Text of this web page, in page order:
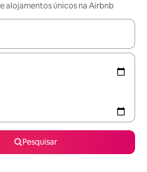
alojamentos únicos na Airbnb
estiverem disponíveis, navegue com
Pesquisar